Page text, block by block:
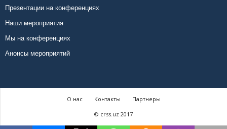
Презентации на конференциях
Наши мероприятия
Мы на конференциях
Анонсы мероприятий
О нас Контакты
Партнеры
© crss.uz 2017